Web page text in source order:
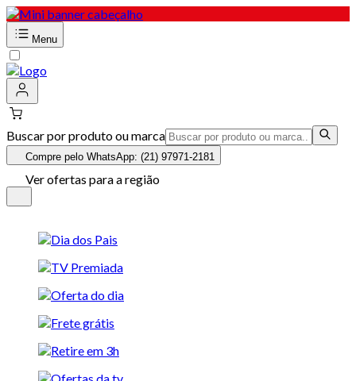
Menu
Buscar por produto ou marca
Compre pelo WhatsApp: (21) 97971-2181
Ver ofertas para a região